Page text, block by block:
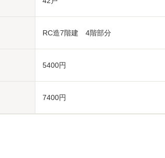
RC造7階建 4階部分
5400円
7400円